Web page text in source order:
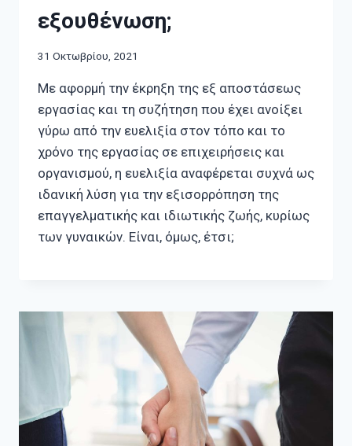
εξουθένωση;
31 Οκτωβρίου, 2021
Με αφορμή την έκρηξη της εξ αποστάσεως
εργασίας και τη συζήτηση που έχει ανοίξει
γύρω από την ευελιξία στον τόπο και το
χρόνο της εργασίας σε επιχειρήσεις και
οργανισμού, η ευελιξία αναφέρεται συχνά ως
ιδανική λύση για την εξισορρόπηση της
επαγγελματικής και ιδιωτικής ζωής, κυρίως
των γυναικών. Είναι, όμως, έτσι;